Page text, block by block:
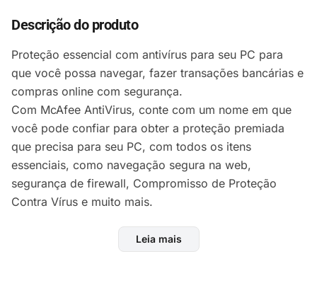
Descrição do produto
Proteção essencial com antivírus para seu PC para
que você possa navegar, fazer transações bancárias e
compras online com segurança.
Com McAfee AntiVirus, conte com um nome em que
você pode confiar para obter a proteção premiada
que precisa para seu PC, com todos os itens
essenciais, como navegação segura na web,
segurança de firewall, Compromisso de Proteção
Contra Vírus e muito mais.
Leia mais